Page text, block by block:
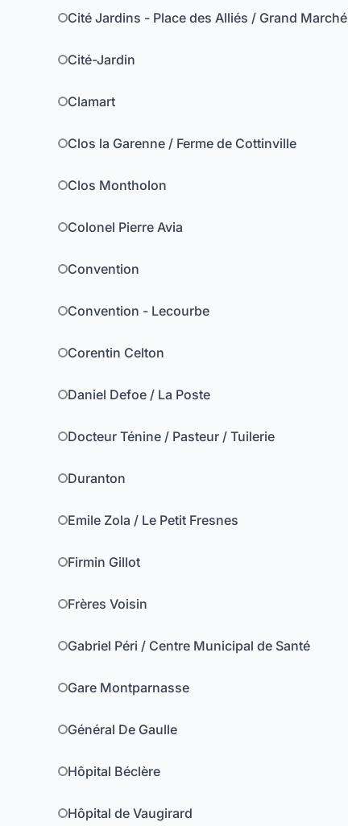
Cité Jardins - Place des Alliés / Grand Marché
Cité-Jardin
Clamart
Clos la Garenne / Ferme de Cottinville
Clos Montholon
Colonel Pierre Avia
Convention
Convention - Lecourbe
Corentin Celton
Daniel Defoe / La Poste
Docteur Ténine / Pasteur / Tuilerie
Duranton
Emile Zola / Le Petit Fresnes
Firmin Gillot
Frères Voisin
Gabriel Péri / Centre Municipal de Santé
Gare Montparnasse
Général De Gaulle
Hôpital Béclère
Hôpital de Vaugirard